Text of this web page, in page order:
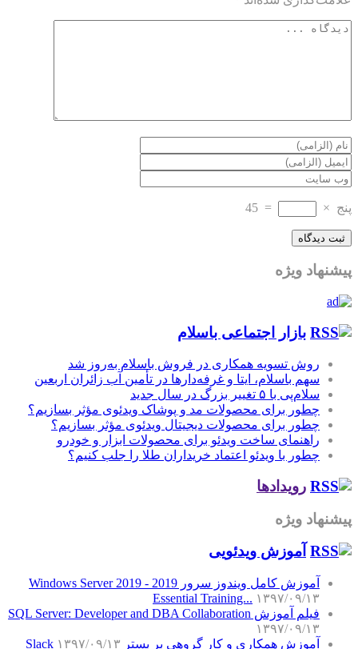
پنج ×
=
45
پیشنهاد ویژه
بازار اجتماعی باسلام
روش تسویه همکاری در فروش باسلام به‌روز شد
سهم باسلام، ایتا و غرفه‌دارها در تأمین آب زائران اربعین
سلام‌پی با ۵ تغییر بزرگ در سال جدید
چطور برای محصولات مد و پوشاک ویدئوی مؤثر بسازیم؟
چطور برای محصولات دیجیتال ویدئوی مؤثر بسازیم؟
راهنمای ساخت ویدئو برای محصولات ابزار و خودرو
چطور با ویدئو اعتماد خریداران طلا را جلب کنیم؟
رویدادها
پیشنهاد ویژه
آموزش‌ ویدئویی
آموزش کامل ویندوز سرور 2019 - Windows Server 2019
Essential Training... ۱۳۹۷/۰۹/۱۳
فیلم آموزش SQL Server: Developer and DBA Collaboration
۱۳۹۷/۰۹/۱۳
آموزش همکاری و کار گروهی بر بستر Slack ۱۳۹۷/۰۹/۱۳